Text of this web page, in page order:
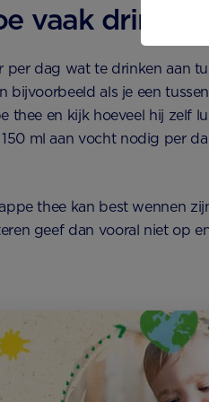
vaak drinkt
per dag wat te drinken aan
bijvoorbeeld als je een
thee en kijk hoeveel hij zelf
ml aan vocht nodig per
thee kan best wennen
geef dan vooral niet op